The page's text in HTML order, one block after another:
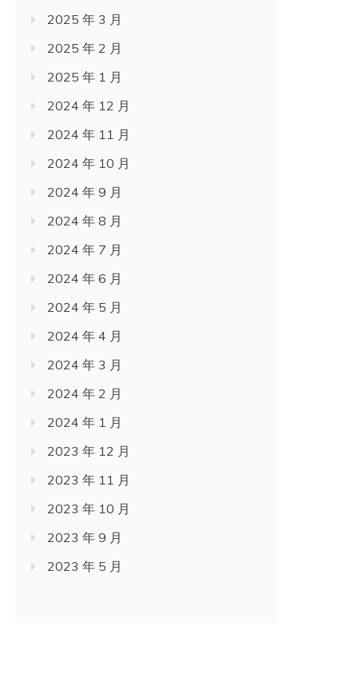
2025 年 3 月
2025 年 2 月
2025 年 1 月
2024 年 12 月
2024 年 11 月
2024 年 10 月
2024 年 9 月
2024 年 8 月
2024 年 7 月
2024 年 6 月
2024 年 5 月
2024 年 4 月
2024 年 3 月
2024 年 2 月
2024 年 1 月
2023 年 12 月
2023 年 11 月
2023 年 10 月
2023 年 9 月
2023 年 5 月